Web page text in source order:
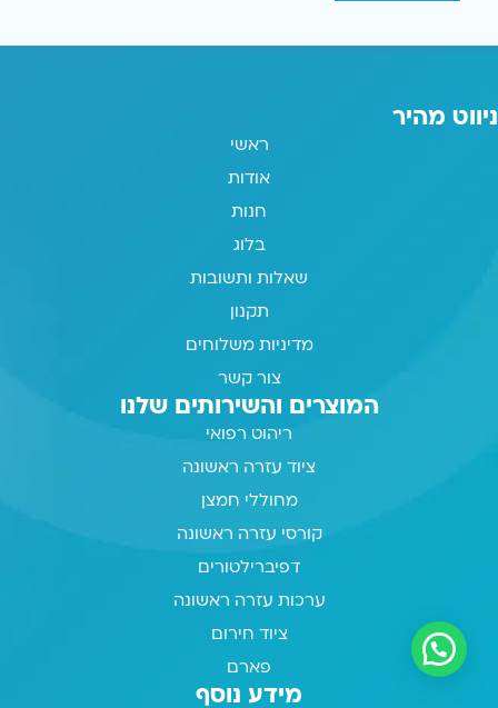
ניווט מהיר
ראשי
אודות
חנות
בלוג
שאלות ותשובות
תקנון
מדיניות משלוחים
צור קשר
המוצרים והשירותים שלנו
ריהוט רפואי
ציוד עזרה ראשונה
מחוללי חמצן
קורסי עזרה ראשונה
דפיברילטורים
ערכות עזרה ראשונה
ציוד חירום
פארם
מידע נוסף